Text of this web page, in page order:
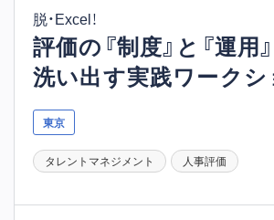
脱・Excel！
評価の『制度』と『運用
洗い出す実践ワーク
東京
タレントマネジメント 人事評価